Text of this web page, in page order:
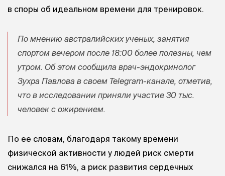
в споры об идеальном времени для тренировок.
По мнению австралийских ученых, занятия
спортом вечером после 18:00 более полезны, чем
утром. Об этом сообщила врач-эндокринолог
Зухра Павлова в своем Telegram-канале, отметив,
что в исследовании приняли участие 30 тыс.
человек с ожирением.
По ее словам, благодаря такому времени
физической активности у людей риск смерти
снижался на 61%, а риск развития сердечных